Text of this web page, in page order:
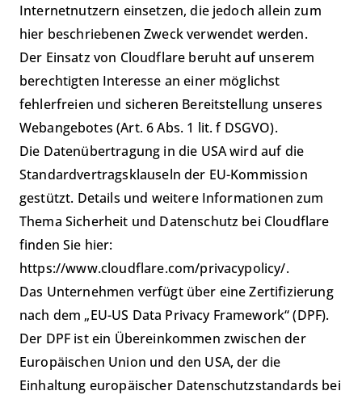
Internetnutzern einsetzen, die jedoch allein zum
hier beschriebenen Zweck verwendet werden.
Der Einsatz von Cloudflare beruht auf unserem
berechtigten Interesse an einer möglichst
fehlerfreien und sicheren Bereitstellung unseres
Webangebotes (Art. 6 Abs. 1 lit. f DSGVO).
Die Datenübertragung in die USA wird auf die
Standardvertragsklauseln der EU-Kommission
gestützt. Details und weitere Informationen zum
Thema Sicherheit und Datenschutz bei Cloudflare
finden Sie hier:
https://www.cloudflare.com/privacypolicy/.
Das Unternehmen verfügt über eine Zertifizierung
nach dem „EU-US Data Privacy Framework“ (DPF).
Der DPF ist ein Übereinkommen zwischen der
Europäischen Union und den USA, der die
Einhaltung europäischer Datenschutzstandards bei